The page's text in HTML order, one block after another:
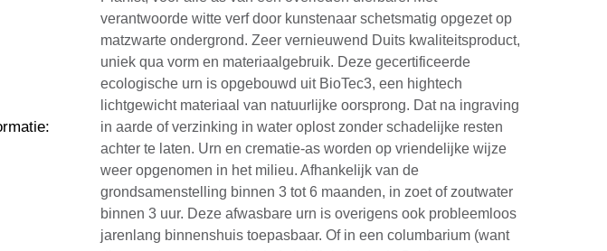
:
verantwoorde witte verf door kunstenaar schetsmatig opgezet op
matzwarte ondergrond. Zeer vernieuwend Duits kwaliteitsproduct,
uniek qua vorm en materiaalgebruik. Deze gecertificeerde
ecologische urn is opgebouwd uit BioTec3, een hightech
lichtgewicht materiaal van natuurlijke oorsprong. Dat na ingraving
in aarde of verzinking in water oplost zonder schadelijke resten
achter te laten. Urn en crematie-as worden op vriendelijke wijze
weer opgenomen in het milieu. Afhankelijk van de
grondsamenstelling binnen 3 tot 6 maanden, in zoet of zoutwater
binnen 3 uur. Deze afwasbare urn is overigens ook probleemloos
jarenlang binnenshuis toepasbaar. Of in een columbarium (want